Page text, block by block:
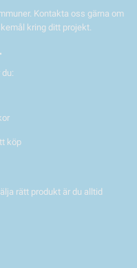
Kontakta oss gärna om
kring ditt projekt.
köp
rätt produkt är du alltid